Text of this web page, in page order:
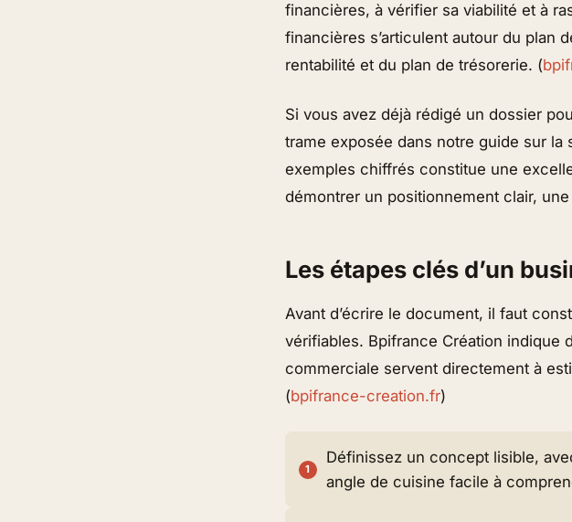
financières, à vérifier sa viabilité et à
financières s’articulent autour du plan
rentabilité et du plan de trésorerie. (
Si vous avez déjà rédigé un dossier
trame exposée dans notre guide sur la
exemples chiffrés constitue une
démontrer un positionnement clair,
Les étapes clés d’un
Avant d’écrire le document, il faut
vérifiables. Bpifrance Création indique
commerciale servent directement à
(bpifrance-creation.fr)
Définissez un concept lisible,
angle de cuisine facile à